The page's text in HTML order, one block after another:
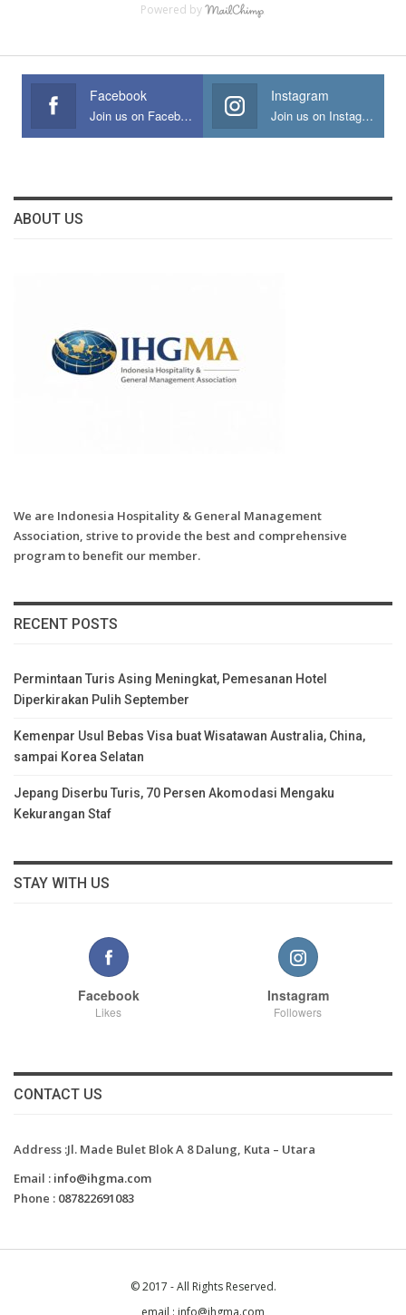
Powered by
Facebook
Join us on Facebook
Instagram
Join us on Instagram
ABOUT US
We are Indonesia Hospitality & General Management
Association, strive to provide the best and comprehensive
program to benefit our member.
RECENT POSTS
Permintaan Turis Asing Meningkat, Pemesanan Hotel
Diperkirakan Pulih September
Kemenpar Usul Bebas Visa buat Wisatawan Australia, China,
sampai Korea Selatan
Jepang Diserbu Turis, 70 Persen Akomodasi Mengaku
Kekurangan Staf
STAY WITH US
Facebook
Likes
Instagram
Followers
CONTACT US
Address :Jl. Made Bulet Blok A 8 Dalung, Kuta – Utara
Email : info@ihgma.com
Phone : 087822691083
© 2017 - All Rights Reserved.
email : info@ihgma.com